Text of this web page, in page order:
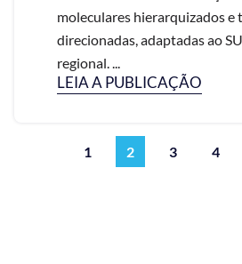
moleculares hierarquizados e
direcionadas, adaptadas ao
regional. ...
LEIA A PUBLICAÇÃO
1 2 3 4